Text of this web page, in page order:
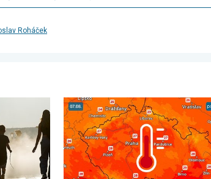
Roháček
Přes 40 stupňů. . . úterý 4. srpna 2026
Snesitelnější teploty přinese až